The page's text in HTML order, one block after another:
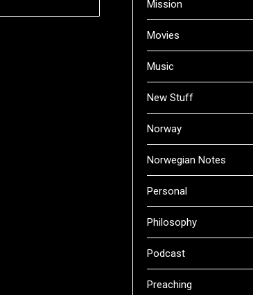
Mission
Movies
Music
New Stuff
Norway
Norwegian Notes
Personal
Philosophy
Podcast
Preaching